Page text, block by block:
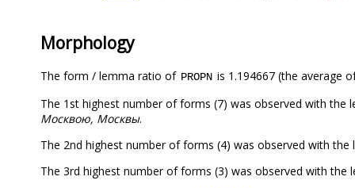
Morphology
The form / lemma ratio of PROPN is 1.194667 (the average
The 1st highest number of forms (7) was observed with the
Москвою, Москвы.
The 2nd highest number of forms (4) was observed with the
The 3rd highest number of forms (3) was observed with the